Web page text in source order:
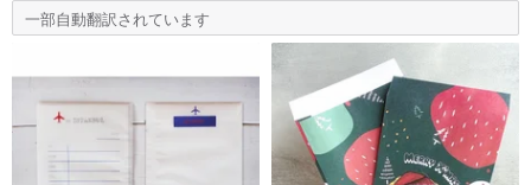
一部自動翻訳されています